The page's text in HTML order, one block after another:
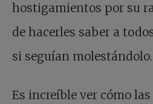
hostigamientos por su
de hacerles saber a
si seguían molestándolo.
Es increíble ver cómo